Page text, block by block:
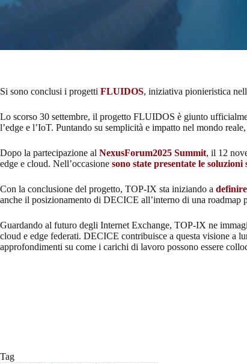
Si sono conclusi i progetti FLUIDOS, iniziativa pionieristica
Lo scorso 30 settembre, il progetto FLUIDOS è giunto
l’edge e l’IoT. Puntando su semplicità e impatto nel mondo
Dopo la partecipazione al NexusForum2025 Summit, il 12
edge e cloud. Nell’occasione sono state presentate le
Con la conclusione del progetto, TOP-IX sta iniziando a
anche il posizionamento di DECICE all’interno di una
Guardando al futuro degli Internet Exchange, TOP-IX ne
cloud e edge federati. DECICE contribuisce a questa visione a
approfondimenti su come i carichi di lavoro possono essere
Tag